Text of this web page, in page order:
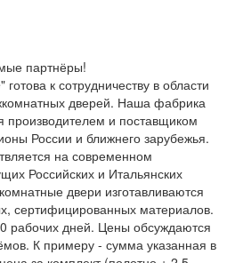
партнёры!
к сотрудничеству в области
дверей. Наша фабрика
производителем и поставщиком
России и ближнего зарубежья.
на современном
Российских и Итальянских
двери изготавливаются
сертифицированных материалов.
рабочих дней. Цены обсуждаются
К примеру - сумма указанная в